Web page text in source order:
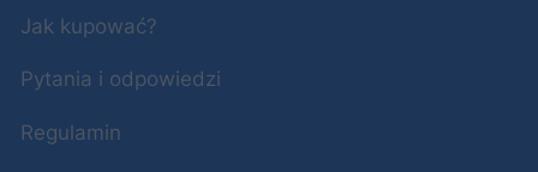
Jak kupować?
Pytania i odpowiedzi
Regulamin